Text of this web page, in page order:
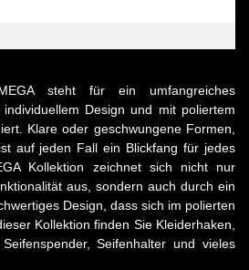
steht für ein umfangreiches
Design und mit poliertem
Klare oder geschwungene Formen,
auf jeden Fall ein Blickfang für jedes
Kollektion zeichnet sich nicht nur
aus, sondern auch durch ein
Design, dass sich im polierten
Kollektion finden Sie Kleiderhaken,
Seifenhalter und vieles